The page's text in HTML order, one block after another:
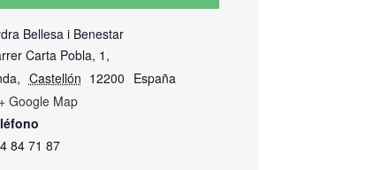
Bellesa i Benestar
Carta Pobla, 1,
, Castellón 12200 España
+ Google Map
84 71 87